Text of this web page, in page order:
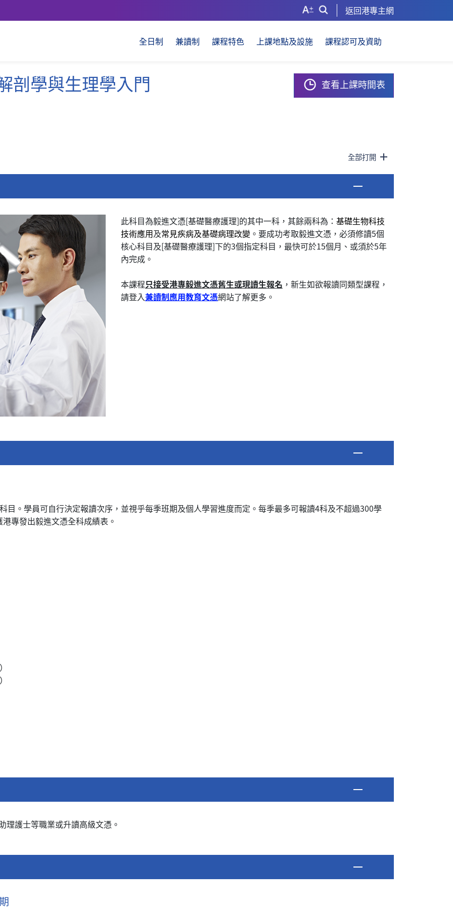
返回港專主網
全日制 兼讀制 課程特色 上課地點及設施 課程認可及資助
剖學與生理學入門 查看上課時間表
全部打開
此科目為毅進文憑[基礎醫療護理]的其中一科，其餘兩科為： 基礎生物科技
技術應用及常見疾病及基礎病理改變 。要成功考取毅進文憑，必須修讀5個
核心科目及[基礎醫療護理]下的3個指定科目，最快可於15個月、或須於5年
內完成。
本課程只接受港專毅進文憑舊生或現讀生報名 ，新生如欲報讀同類型課程，
請登入兼讀制應用教育文憑網站了解更多。
目。學員可自行決定報讀次序，並視乎每季班期及個人學習進度而定。每季最多可報讀4科及不超過300學
專發出毅進文憑全科成績表。
理護士等職業或升讀高級文憑。